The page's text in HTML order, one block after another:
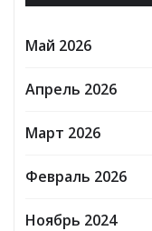
Май 2026
Апрель 2026
Март 2026
Февраль 2026
Ноябрь 2024